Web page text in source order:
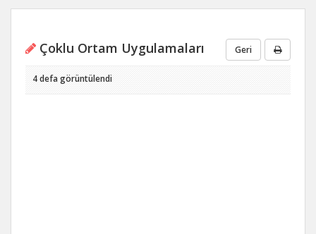
Çoklu Ortam Uygulamaları Geri
4 defa görüntülendi